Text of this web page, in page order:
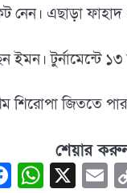
নেন। এছাড়া
ইমন।
শিরোপা জিততে
শেয়ার
Facebook
X